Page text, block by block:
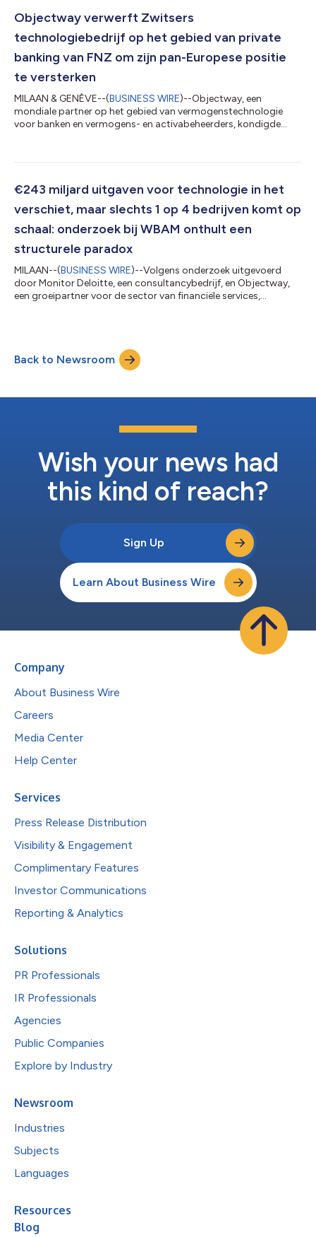
partner gespecialiseerd in de ontwikkeling van specifieke
softwareoplossingen voor de sector van kapitaal...
Objectway verwerft Zwitsers
technologiebedrijf op het gebied van private
banking van FNZ om zijn pan-Europese positie
te versterken
MILAAN & GENÈVE--(BUSINESS WIRE)--Objectway, een
mondiale partner op het gebied van vermogenstechnologie
voor banken en vermogens- en activabeheerders, kondigde
bekend als New Access). Het bedrijf zal nu worden voortgezet
verwelkomt een team van meer dan 160 deskundigen die hun
expertise en vakbekwaamheid, aangescherpt door de
ontwikkeling...
€243 miljard uitgaven voor technologie in het
verschiet, maar slechts 1 op 4 bedrijven komt op
schaal: onderzoek bij WBAM onthult een
structurele paradox
MILAAN--(BUSINESS WIRE)--Volgens onderzoek uitgevoerd
door Monitor Deloitte, een consultancybedrijf, en Objectway,
een groeipartner voor de sector van financiële services,
naar verwacht op €243 miljard zullen pieken. Toch heeft slechts
circa één op vier bedrijven echte front-to-back schaalbaarheid
Back to Newsroom
Wish your news had
this kind of reach?
Sign Up
Learn About Business Wire
Company
About Business Wire
Careers
Media Center
Help Center
Services
Press Release Distribution
Visibility & Engagement
Complimentary Features
Investor Communications
Reporting & Analytics
Solutions
PR Professionals
IR Professionals
Agencies
Public Companies
Explore by Industry
Newsroom
Industries
Subjects
Languages
Resources
Blog